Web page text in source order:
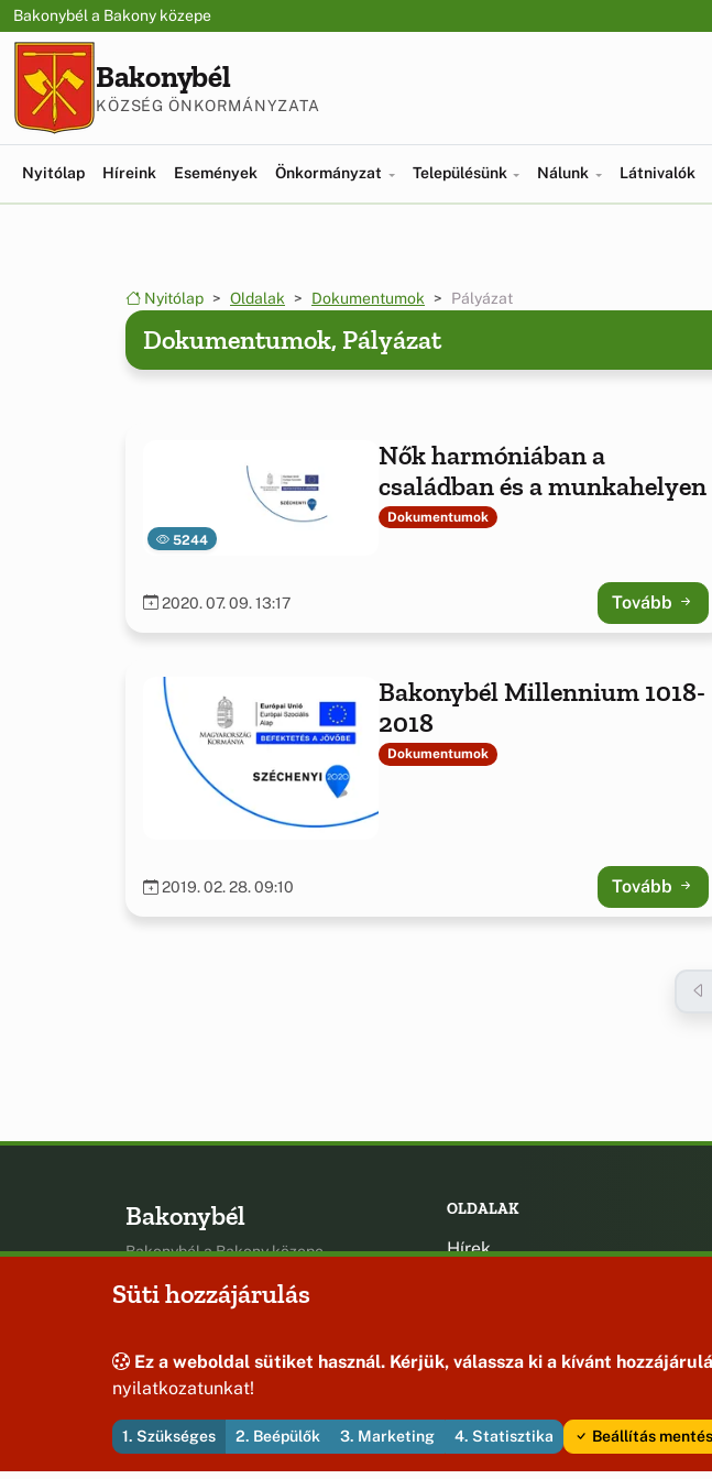
Ugrás a menüre
Ugrás a tartalomra
Bakonybél a Bakony közepe
Bakonybél
KÖZSÉG ÖNKORMÁNYZATA
Nyitólap Híreink Események Önkormányzat Településünk Nálunk Látnivalók
Nyitólap Oldalak Dokumentumok Pályázat
Dokumentumok, Pályázat
5244
Nők harmóniában a
családban és a munkahelyen
Dokumentumok
2020. 07. 09. 13:17 Tovább
Bakonybél Millennium 1018-
2018
Dokumentumok
2019. 02. 28. 09:10 Tovább
Bakonybél
Bakonybél a Bakony közepe
OLDALAK
Hírek
Süti hozzájárulás
Ez a weboldal sütiket használ. Kérjük, válassza ki a kívánt
nyilatkozatunkat!
1. Szükséges 2. Beépülők 3. Marketing 4. Statisztika Beállítás